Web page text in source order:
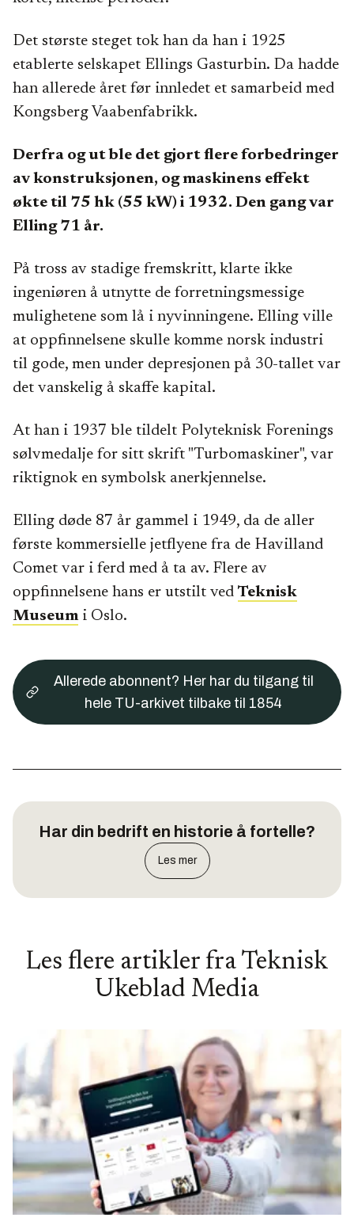
Det største steget tok han da han i 1925
etablerte selskapet Ellings Gasturbin. Da hadde
han allerede året før innledet et samarbeid med
Kongsberg Vaabenfabrikk.
Derfra og ut ble det gjort flere forbedringer
av konstruksjonen, og maskinens effekt
økte til 75 hk (55 kW) i 1932. Den gang var
Elling 71 år.
På tross av stadige fremskritt, klarte ikke
ingeniøren å utnytte de forretningsmessige
mulighetene som lå i nyvinningene. Elling ville
at oppfinnelsene skulle komme norsk industri
til gode, men under depresjonen på 30-tallet var
det vanskelig å skaffe kapital.
At han i 1937 ble tildelt Polyteknisk Forenings
sølvmedalje for sitt skrift "Turbomaskiner", var
riktignok en symbolsk anerkjennelse.
Elling døde 87 år gammel i 1949, da de aller
første kommersielle jetflyene fra de Havilland
Comet var i ferd med å ta av. Flere av
oppfinnelsene hans er utstilt ved Teknisk
Museumi Oslo.
Allerede abonnent? Her har du tilgang til
hele TU-arkivet tilbake til 1854
Har din bedrift en historie å fortelle?
Les mer
Les flere artikler fra Teknisk
Ukeblad Media